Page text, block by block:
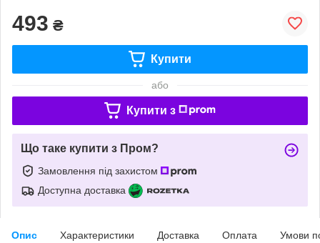
493 ₴
Купити
або
Купити з
Що таке купити з Пром?
Замовлення під захистом
Доступна доставка
Опис Характеристики Доставка Оплата Умови